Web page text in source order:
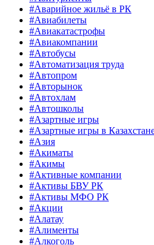
#Аварийное жильё в РК
#Авиабилеты
#Авиакатастрофы
#Авиакомпании
#Автобусы
#Автоматизация труда
#Автопром
#Авторынок
#Автохлам
#Автошколы
#Азартные игры
#Азартные игры в
#Азия
#Акиматы
#Акимы
#Активные компании
#Активы БВУ РК
#Активы МФО РК
#Акции
#Алатау
#Алименты
#Алкоголь